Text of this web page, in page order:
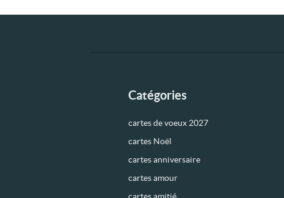
Catégories
cartes de voeux 2027
cartes Noël
cartes anniversaire
cartes amour